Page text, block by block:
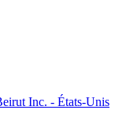
Inc. - États-Unis